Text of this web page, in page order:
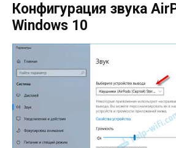
Конфигурация звука
Windows 10